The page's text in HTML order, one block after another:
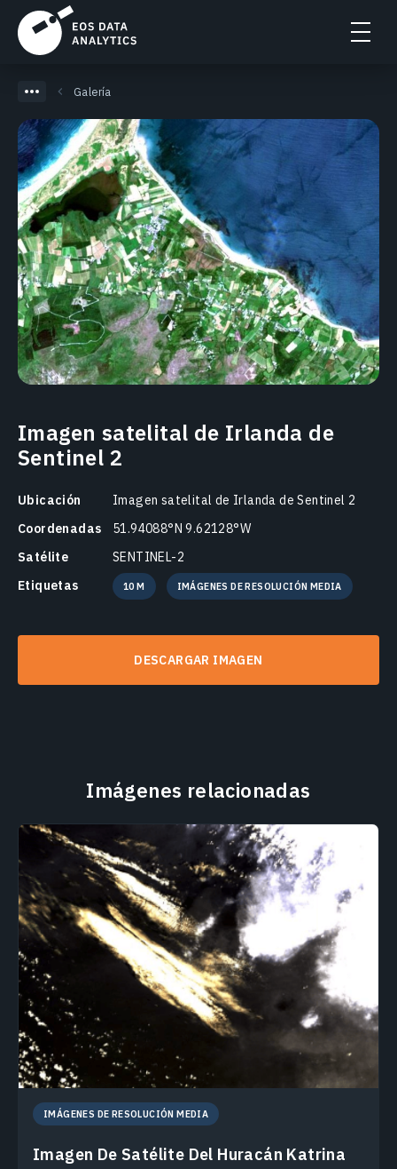
Galería
Imagen satelital de Irlanda de
Sentinel 2
Ubicación
Imagen satelital de Irlanda de Sentinel 2
Coordenadas
51.94088°N 9.62128°W
Satélite
SENTINEL-2
Etiquetas
10 M IMÁGENES DE RESOLUCIÓN MEDIA
DESCARGAR IMAGEN
Imágenes relacionadas
IMÁGENES DE RESOLUCIÓN MEDIA
Imagen De Satélite Del Huracán Katrina